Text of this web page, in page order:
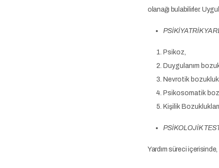
olanağı bulabilirler.
PSİKİYATRİK
Psikoz,
Duygulanım
Nevrotik
Psikosomatik
Kişilik
PSİKOLOJİK
Yardım süreci